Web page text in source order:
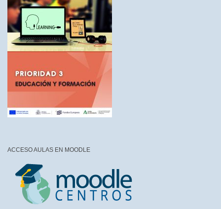
ACCESO AULAS EN MOODLE